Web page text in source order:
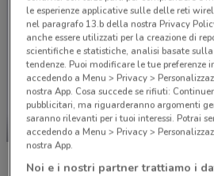
-2 GIORNI
Unieuro
le esperienze applicative sulle delle reti
nel paragrafo 13.b della nostra Privacy
anche essere utilizzati per la creazione di
scientifiche e statistiche, analisi basate
tendenze. Puoi modificare le tue preferenze
accedendo a Menu > Privacy >
nostra App. Cosa succede se rifiuti:
pubblicitari, ma riguarderanno argomenti
saranno rilevanti per i tuoi interessi. Potrai
accedendo a Menu > Privacy >
nostra App.
Noi e i nostri partner trattiamo i